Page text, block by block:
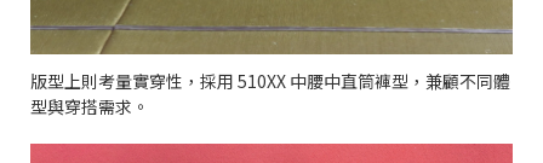
版型上則考量實穿性，採用 510XX 中腰中直筒褲型，兼顧不同體
型與穿搭需求。